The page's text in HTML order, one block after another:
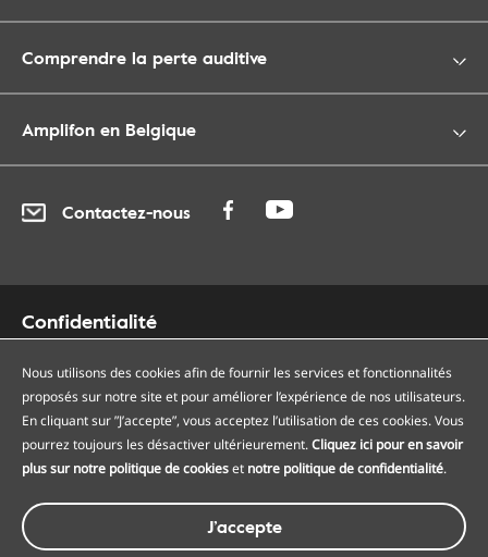
Comprendre la perte auditive
Amplifon en Belgique
Contactez-nous
Confidentialité
Cookies
Accessibilité
Plan du site
Nos centres auditifs
Nos points de services
© Amplifon, 2026 - TVA BE0418975266
Nous utilisons des cookies afin de fournir les services et fonctionnalités
proposés sur notre site et pour améliorer l’expérience de nos utilisateurs.
En cliquant sur ”J’accepte”, vous acceptez l’utilisation de ces cookies. Vous
pourrez toujours les désactiver ultérieurement.Cliquez ici pour en savoir
plus sur notre politique de cookieset notre politique de confidentialité.
J’accepte